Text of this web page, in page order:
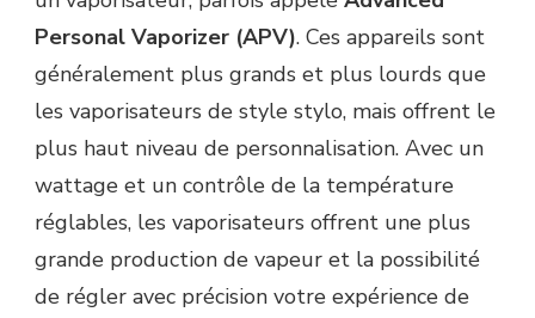
Personal Vaporizer (APV). Ces appareils sont
généralement plus grands et plus lourds que
les vaporisateurs de style stylo, mais offrent le
plus haut niveau de personnalisation. Avec un
wattage et un contrôle de la température
réglables, les vaporisateurs offrent une plus
grande production de vapeur et la possibilité
de régler avec précision votre expérience de